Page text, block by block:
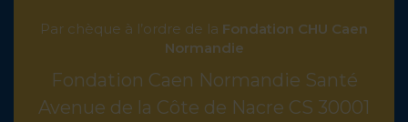
Par chèque à l’ordre de la Fondation CHU Caen
Normandie
Fondation Caen Normandie Santé
Avenue de la Côte de Nacre CS 30001